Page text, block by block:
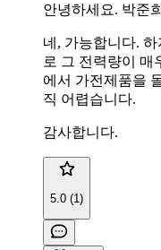
안녕하세요. 박준
네, 가능합니다.
로 그 전력량이 매
에서 가전제품을
직 어렵습니다.
감사합니다.
5.0 (1)